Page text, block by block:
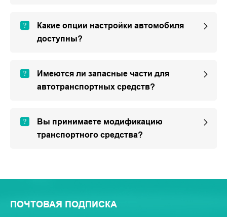
Какие опции настройки автомобиля
доступны?
Имеются ли запасные части для
автотранспортных средств?
Вы принимаете модификацию
транспортного средства?
ПОЧТОВАЯ ПОДПИСКА